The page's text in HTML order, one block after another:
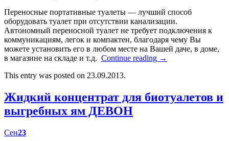
Переносные портативные туалеты — лучший способ
оборудовать туалет при отсутствии канализации.
Автономный переносной туалет не требует подключения к
коммуникациям, легок и компактен, благодаря чему Вы
можете установить его в любом месте на Вашей даче, в доме,
в магазине на складе и т.д. Continue reading →
This entry was posted on 23.09.2013.
Жидкий концентрат для биотуалетов и
выгребных ям ДЕВОН
Сен23